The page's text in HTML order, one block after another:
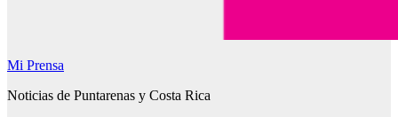
Mi Prensa
Noticias de Puntarenas y Costa Rica